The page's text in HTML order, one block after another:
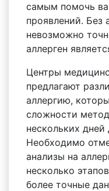
самым помочь
проявлений. Без
невозможно
аллерген
Центры
предлагают
аллергию,
сложности
нескольких дней
Необходимо
анализы на
несколько
более точные